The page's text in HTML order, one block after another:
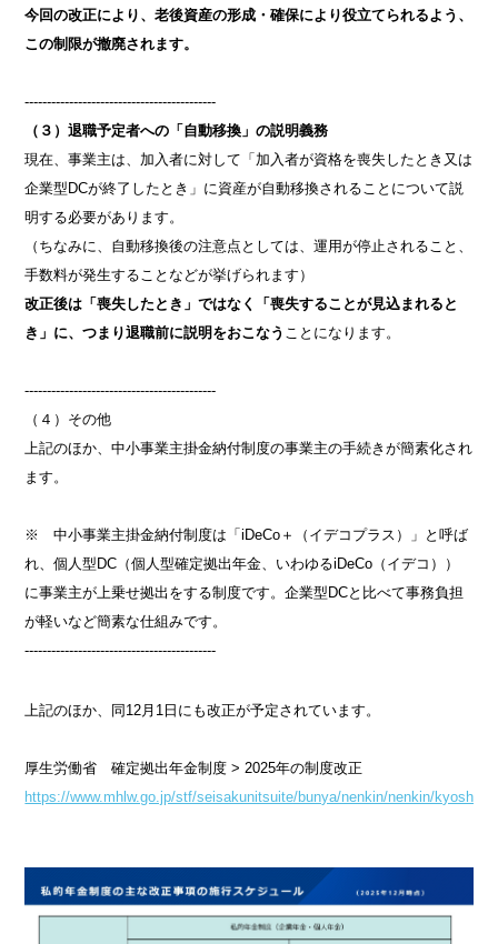
今回の改正により、老後資産の形成・確保により役立てられるよう、
この制限が撤廃されます。
-------------------------------------------
（３）退職予定者への「自動移換」の説明義務
現在、事業主は、加入者に対して「加入者が資格を喪失したとき又は
企業型DCが終了したとき」に資産が自動移換されることについて説
明する必要があります。
（ちなみに、自動移換後の注意点としては、運用が停止されること、
手数料が発生することなどが挙げられます）
改正後は「喪失したとき」ではなく「喪失することが見込まれると
き」に、つまり退職前に説明をおこなう ことになります。
-------------------------------------------
（４）その他
上記のほか、中小事業主掛金納付制度の事業主の手続きが簡素化され
ます。
※ 中小事業主掛金納付制度は「iDeCo＋（イデコプラス）」と呼ば
れ、個人型DC（個人型確定拠出年金、いわゆるiDeCo（イデコ））
に事業主が上乗せ拠出をする制度です。企業型DCと比べて事務負担
が軽いなど簡素な仕組みです。
-------------------------------------------
上記のほか、同12月1日にも改正が予定されています。
厚生労働省 確定拠出年金制度 > 2025年の制度改正
https://www.mhlw.go.jp/stf/seisakunitsuite/bunya/nenkin/nenkin/